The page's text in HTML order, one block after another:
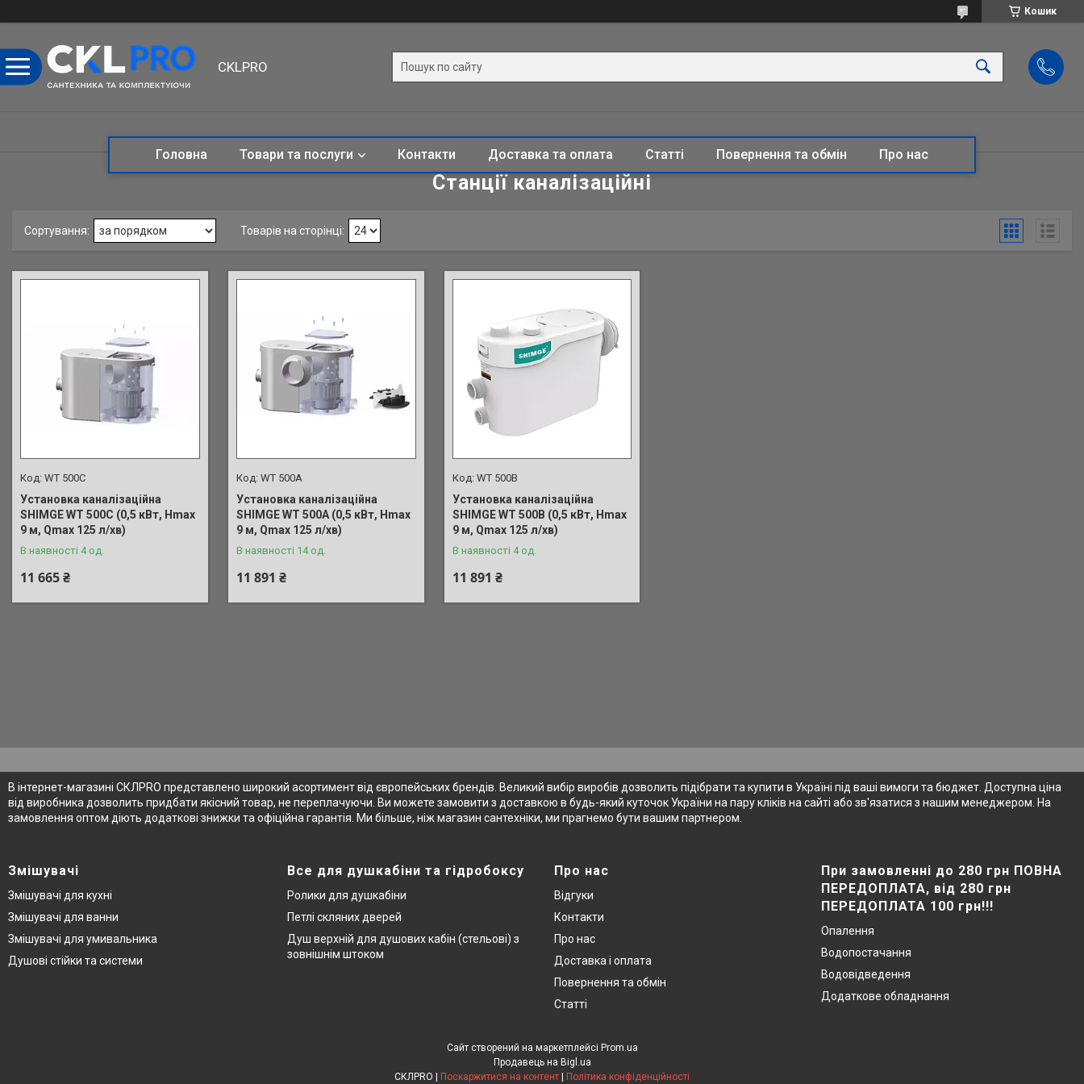
Кошик
CKLPRO
Головна Товари та послуги Контакти Доставка та оплата Статті Повернення та обмін Про нас
Станції каналізаційні
WT 500C
Установка каналізаційна
SHIMGE WT 500C (0,5 кВт, Нmax
9 м, Qmax 125 л/хв)
В наявності 4 од.
11 665 ₴
WT 500A
Установка каналізаційна
SHIMGE WT 500A (0,5 кВт, Нmax
9 м, Qmax 125 л/хв)
В наявності 14 од.
11 891 ₴
WT 500B
Установка каналізаційна
SHIMGE WT 500B (0,5 кВт, Нmax
9 м, Qmax 125 л/хв)
В наявності 4 од.
11 891 ₴
В інтернет-магазині СКЛPRO представлено широкий асортимент від європейських брендів. Великий вибір виробів дозволить підібрати та купити в Україні під ваші вимоги та бюджет. Доступна ціна
від виробника дозволить придбати якісний товар, не переплачуючи. Ви можете замовити з доставкою в будь-який куточок України на пару кліків на сайті або зв'язатися з нашим менеджером. На
замовлення оптом діють додаткові знижки та офіційна гарантія. Ми більше, ніж магазин сантехніки, ми прагнемо бути вашим партнером.
Змішувачі
Змішувачі для кухні
Змішувачі для ванни
Змішувачі для умивальника
Душові стійки та системи
Все для душкабіни та гідробоксу
Ролики для душкабіни
Петлі скляних дверей
Душ верхній для душових кабін (стельові) з
зовнішнім штоком
Про нас
Відгуки
Контакти
Про нас
Доставка і оплата
Повернення та обмін
Статті
При замовленні до 280 грн ПОВНА
ПЕРЕДОПЛАТА, від 280 грн
ПЕРЕДОПЛАТА 100 грн!!!
Опалення
Водопостачання
Водовідведення
Додаткове обладнання
Сайт створений на маркетплейсі Prom.ua
Продавець на Bigl.ua
СКЛPRO | Поскаржитися на контент | Політика конфіденційності